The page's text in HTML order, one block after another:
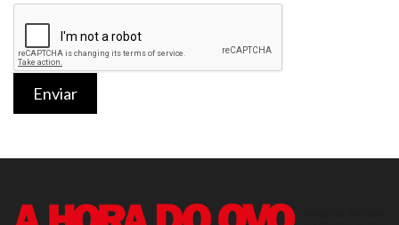
Enviar